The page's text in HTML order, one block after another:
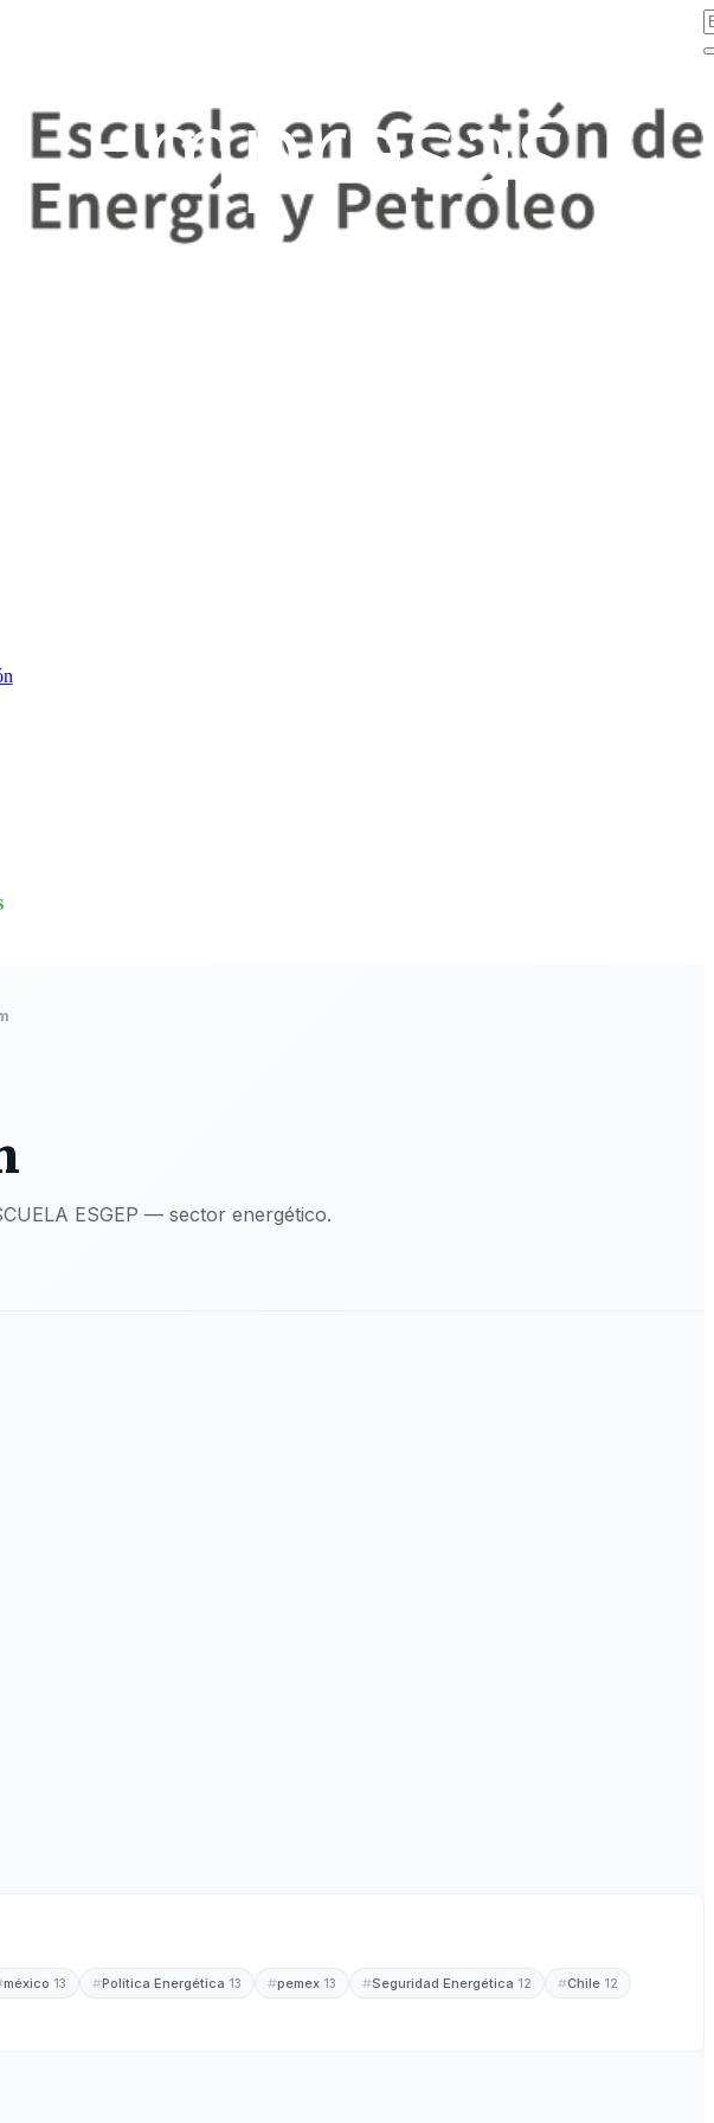
Empresas
ESGEP — sector energético.
méxico 13 Política Energética 13 pemex 13 Seguridad Energética 12 Chile 12